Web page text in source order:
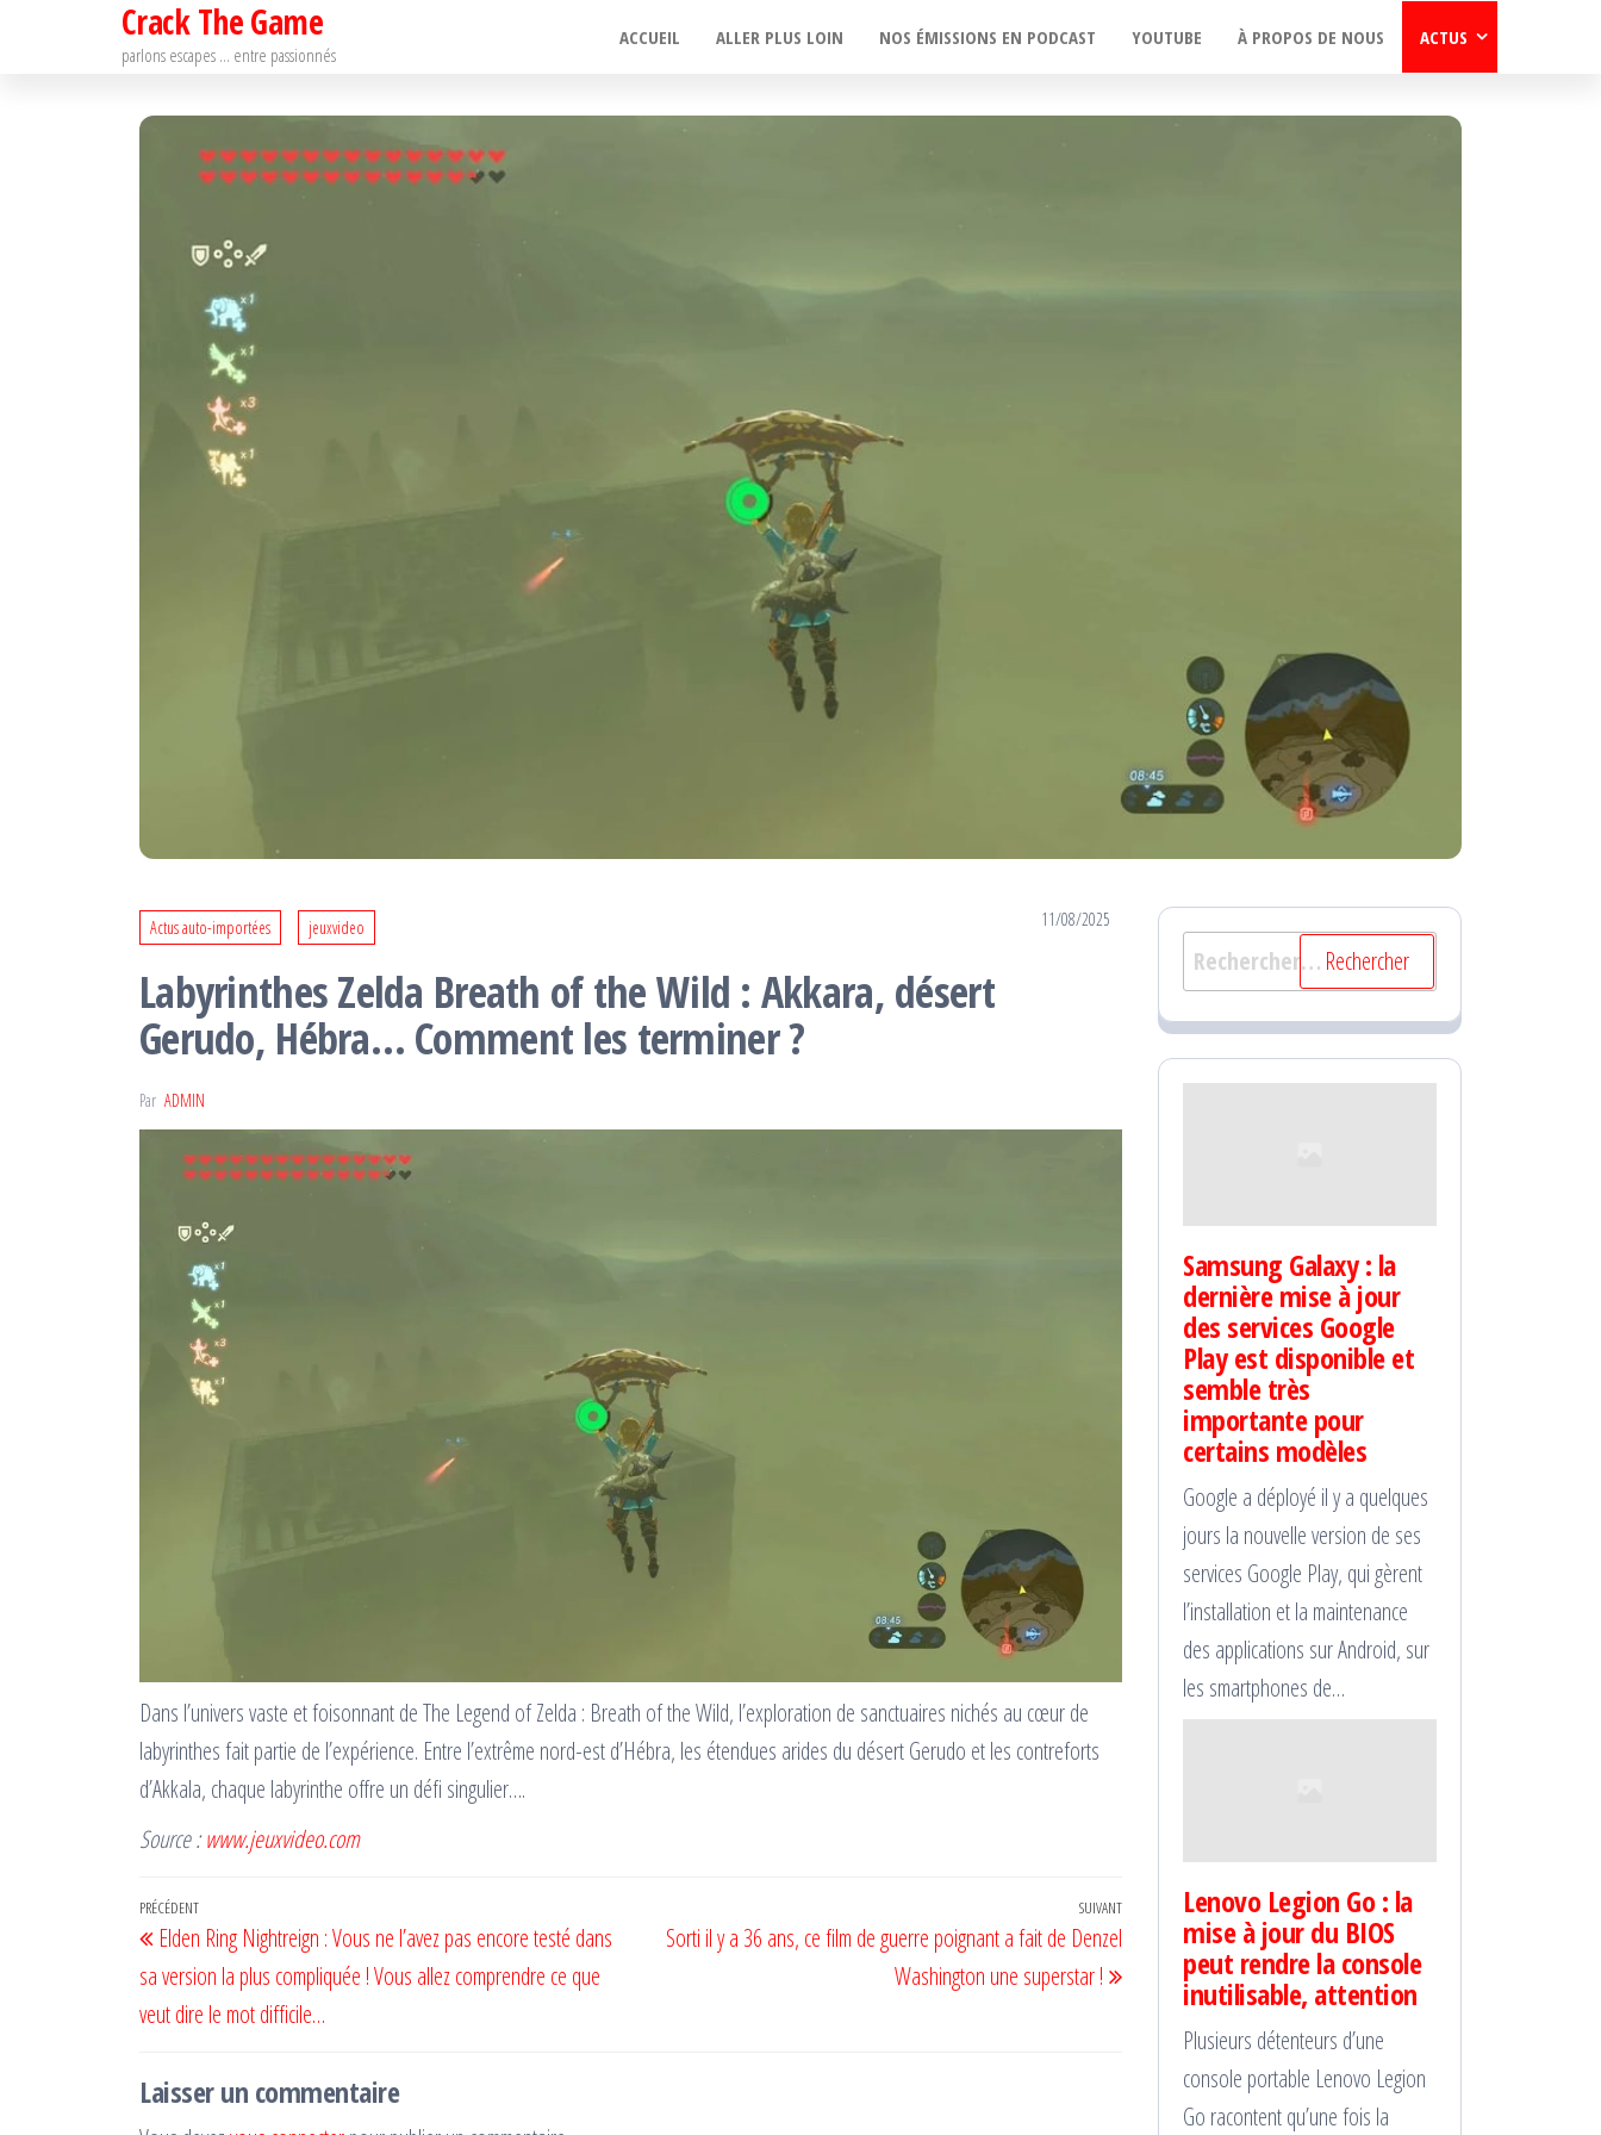
Crack The Game
parlons escapes … entre passionnés
ACCUEIL ALLER PLUS LOIN NOS ÉMISSIONS EN PODCAST YOUTUBE À PROPOS DE NOUS ACTUS
Actus auto-importées jeuxvideo 11/08/2025
Labyrinthes Zelda Breath of the Wild : Akkara, désert
Gerudo, Hébra… Comment les terminer ?
Par ADMIN
Dans l’univers vaste et foisonnant de The Legend of Zelda : Breath of the Wild, l’exploration de sanctuaires nichés au cœur de
labyrinthes fait partie de l’expérience. Entre l’extrême nord-est d’Hébra, les étendues arides du désert Gerudo et les contreforts
d’Akkala, chaque labyrinthe offre un défi singulier….
Source :www.jeuxvideo.com
Navigation
de
l’article
Article
précédent
PRÉCÉDENT
Elden Ring Nightreign : Vous ne l’avez pas encore testé dans
sa version la plus compliquée ! Vous allez comprendre ce que
veut dire le mot difficile…
Article
SUIVANT
Sorti il y a 36 ans, ce film de guerre poignant a fait de Denzel
Washington une superstar !
Laisser un commentaire
Rechercher :
Samsung Galaxy : la
dernière mise à jour
des services Google
Play est disponible et
semble très
importante pour
certains modèles
Google a déployé il y a quelques
jours la nouvelle version de ses
services Google Play, qui gèrent
l’installation et la maintenance
des applications sur Android, sur
les smartphones de…
Lenovo Legion Go : la
mise à jour du BIOS
peut rendre la console
inutilisable, attention
Plusieurs détenteurs d’une
console portable Lenovo Legion
Go racontent qu’une fois la